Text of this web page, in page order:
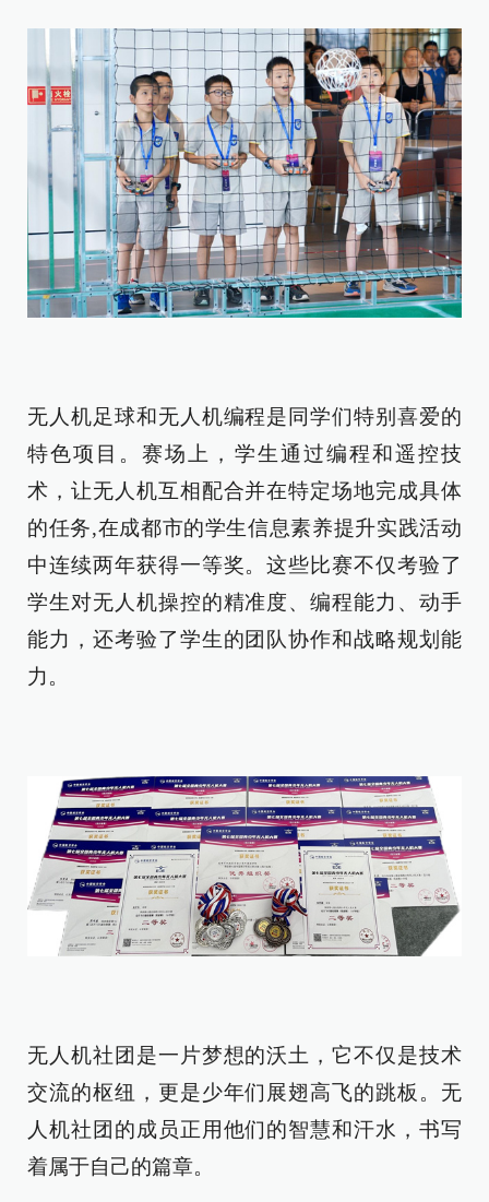
无人机足球和无人机编程是同学们特别喜爱的
特色项目。赛场上，学生通过编程和遥控技
术，让无人机互相配合并在特定场地完成具体
的任务,在成都市的学生信息素养提升实践活动
中连续两年获得一等奖。这些比赛不仅考验了
学生对无人机操控的精准度、编程能力、动手
能力，还考验了学生的团队协作和战略规划能
力。
无人机社团是一片梦想的沃土，它不仅是技术
交流的枢纽，更是少年们展翅高飞的跳板。无
人机社团的成员正用他们的智慧和汗水，书写
着属于自己的篇章。